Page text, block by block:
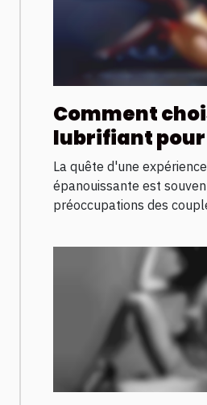
Comment
lubrifiant pour
expérience
améliorée
La quête d'une
épanouissante est
préoccupations des